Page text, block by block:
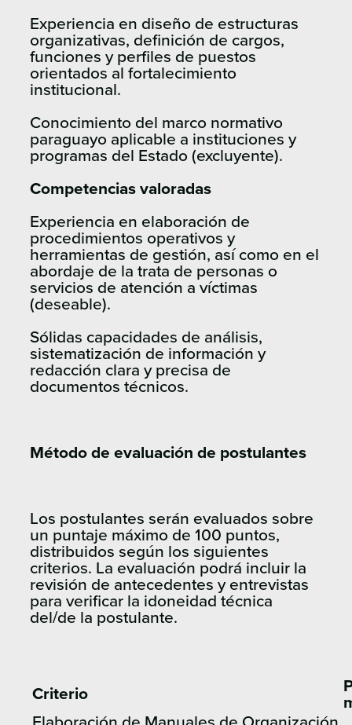
Experiencia en diseño de estructuras
organizativas, definición de cargos,
funciones y perfiles de puestos
orientados al fortalecimiento
institucional.
Conocimiento del marco normativo
paraguayo aplicable a instituciones y
programas del Estado (excluyente).
Competencias valoradas
Experiencia en elaboración de
procedimientos operativos y
herramientas de gestión, así como en el
abordaje de la trata de personas o
servicios de atención a víctimas
(deseable).
Sólidas capacidades de análisis,
sistematización de información y
redacción clara y precisa de
documentos técnicos.
Método de evaluación de postulantes
Los postulantes serán evaluados sobre
un puntaje máximo de 100 puntos,
distribuidos según los siguientes
criterios. La evaluación podrá incluir la
revisión de antecedentes y entrevistas
para verificar la idoneidad técnica
del/de la postulante.
Criterio